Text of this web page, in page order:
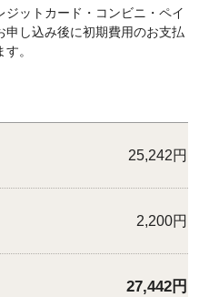
ットカード・コンビニ・ペイ
申し込み後に初期費用のお支払
。
25,242円
2,200円
27,442円